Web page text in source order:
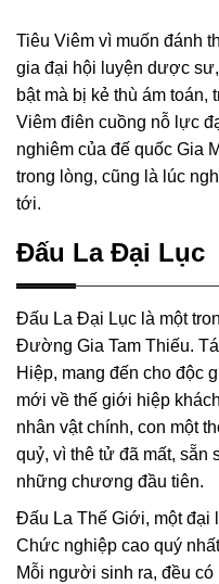
Tiêu Viêm vì muốn đánh
gia đại hội luyện dược
bật mà bị kẻ thù ám toán,
Viêm điên cuồng nỗ lực
nghiêm của đế quốc Gia
trong lòng, cũng là lúc
tới.
Đấu La Đại Lục
Đấu La Đại Lục là một
Đường Gia Tam Thiếu.
Hiệp, mang đến cho độc
mới về thế giới hiệp
nhân vật chính, con một
quỷ, vì thê tử đã mất,
những chương đầu tiên.
Đấu La Thế Giới, một đại
Chức nghiệp cao quý
Mỗi người sinh ra, đều có